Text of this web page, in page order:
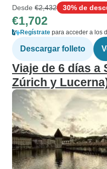
Desde €2,432 30% de
€1,702
Regístrate para acceder a los
Descargar folleto
Viaje de 6 días a
Zúrich y